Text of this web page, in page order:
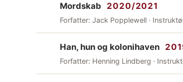
Mordskab 2020/2021
Forfatter: Jack Popplewell ·
Han, hun og kolonihaven
Forfatter: Henning Lindberg ·